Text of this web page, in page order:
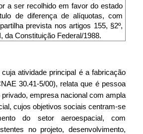
a ser recolhido em favor do estado
de diferença de alíquotas, com
prevista nos artigos 155, §2º,
da Constituição Federal/1988.
cuja atividade principal é a fabricação
30.41-5/00), relata que é pessoa
privado, empresa nacional com ampla
cujos objetivos sociais centram-se
do setor aeroespacial, com
no projeto, desenvolvimento,